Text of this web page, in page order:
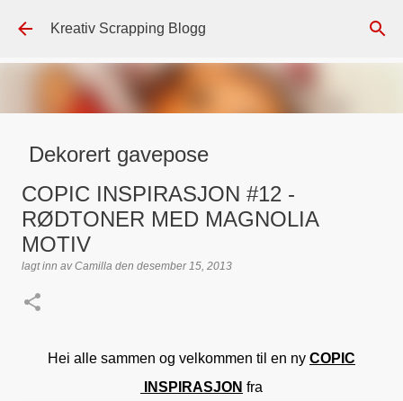
Gå til hovedinnhold
Kreativ Scrapping Blogg
Dekorert gavepose
GAVEPOSE / POSEKORT
TEKST KLISTREMERKER / STICKERS
0
COPIC INSPIRASJON #12 -
RØDTONER MED MAGNOLIA
MOTIV
lagt inn avCamilla den desember 15, 2013
Hei alle sammen og velkommen til en ny COPIC
INSPIRASJON fra